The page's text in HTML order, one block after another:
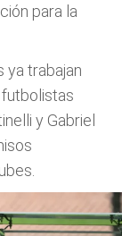
para la
ya trabajan
y Gabriel